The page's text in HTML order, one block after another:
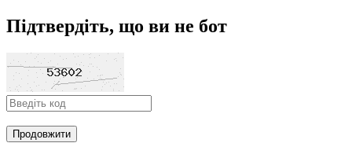
Підтвердіть, що ви не бот
Продовжити